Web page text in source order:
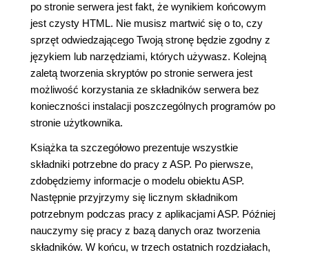
po stronie serwera jest fakt, że wynikiem końcowym
jest czysty HTML. Nie musisz martwić się o to, czy
sprzęt odwiedzającego Twoją stronę będzie zgodny z
językiem lub narzędziami, których używasz. Kolejną
zaletą tworzenia skryptów po stronie serwera jest
możliwość korzystania ze składników serwera bez
konieczności instalacji poszczególnych programów po
stronie użytkownika.
Książka ta szczegółowo prezentuje wszystkie
składniki potrzebne do pracy z ASP. Po pierwsze,
zdobędziemy informacje o modelu obiektu ASP.
Następnie przyjrzymy się licznym składnikom
potrzebnym podczas pracy z aplikacjami ASP. Później
nauczymy się pracy z bazą danych oraz tworzenia
składników. W końcu, w trzech ostatnich rozdziałach,